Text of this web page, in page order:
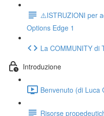
⚠️ISTRUZIONI per
Options Edge 1
La COMMUNITY di
Introduzione
Benvenuto (di Luca
Risorse